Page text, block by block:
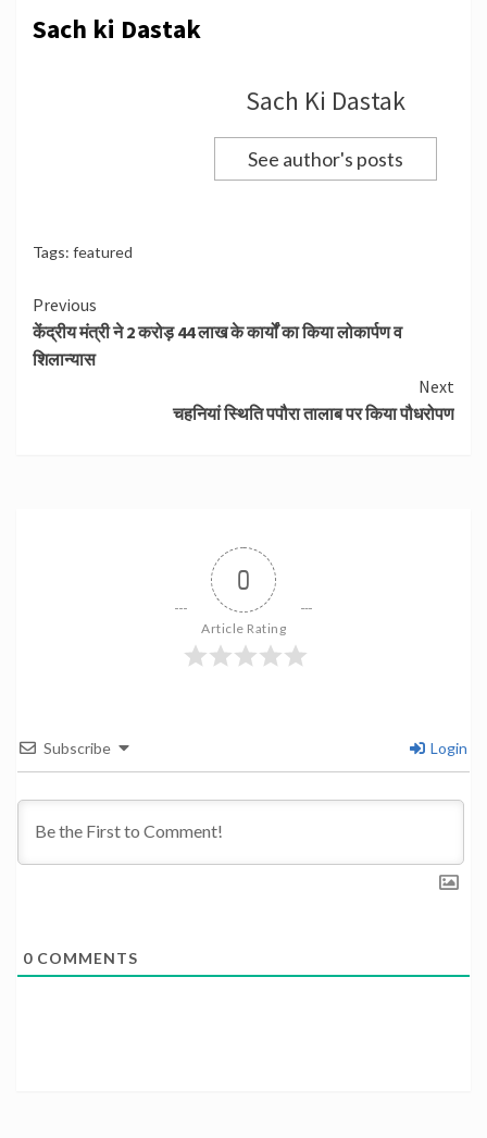
Sach ki Dastak
Sach Ki Dastak
See author's posts
Tags: featured
Continue
Reading
Previous
केंद्रीय मंत्री ने 2 करोड़ 44 लाख के कार्यों का किया लोकार्पण व
शिलान्यास
Next
चहनियां स्थिति पपौरा तालाब पर किया पौधरोपण
0
Article Rating
Subscribe Login
0 COMMENTS